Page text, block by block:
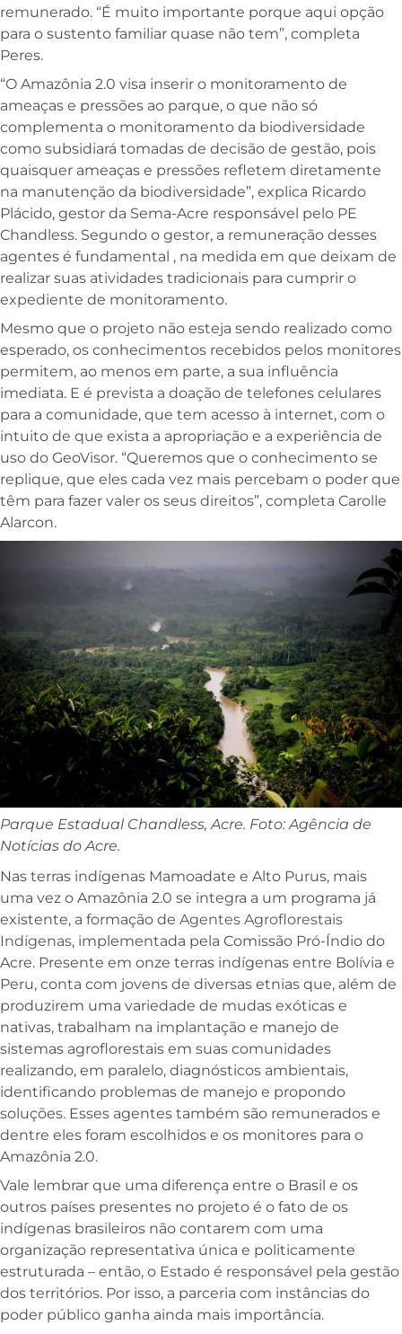
remunerado. “É muito importante porque aqui opção
para o sustento familiar quase não tem”, completa
Peres.
“O Amazônia 2.0 visa inserir o monitoramento de
ameaças e pressões ao parque, o que não só
complementa o monitoramento da biodiversidade
como subsidiará tomadas de decisão de gestão, pois
quaisquer ameaças e pressões refletem diretamente
na manutenção da biodiversidade”, explica Ricardo
Plácido, gestor da Sema-Acre responsável pelo PE
Chandless. Segundo o gestor, a remuneração desses
agentes é fundamental , na medida em que deixam de
realizar suas atividades tradicionais para cumprir o
expediente de monitoramento.
Mesmo que o projeto não esteja sendo realizado como
esperado, os conhecimentos recebidos pelos monitores
permitem, ao menos em parte, a sua influência
imediata. E é prevista a doação de telefones celulares
para a comunidade, que tem acesso à internet, com o
intuito de que exista a apropriação e a experiência de
uso do GeoVisor. “Queremos que o conhecimento se
replique, que eles cada vez mais percebam o poder que
têm para fazer valer os seus direitos”, completa Carolle
Alarcon.
Parque Estadual Chandless, Acre. Foto: Agência de
Notícias do Acre.
Nas terras indígenas Mamoadate e Alto Purus, mais
uma vez o Amazônia 2.0 se integra a um programa já
existente, a formação de Agentes Agroflorestais
Indígenas, implementada pela Comissão Pró-Índio do
Acre. Presente em onze terras indígenas entre Bolívia e
Peru, conta com jovens de diversas etnias que, além de
produzirem uma variedade de mudas exóticas e
nativas, trabalham na implantação e manejo de
sistemas agroflorestais em suas comunidades
realizando, em paralelo, diagnósticos ambientais,
identificando problemas de manejo e propondo
soluções. Esses agentes também são remunerados e
dentre eles foram escolhidos e os monitores para o
Amazônia 2.0.
Vale lembrar que uma diferença entre o Brasil e os
outros países presentes no projeto é o fato de os
indígenas brasileiros não contarem com uma
organização representativa única e politicamente
estruturada – então, o Estado é responsável pela gestão
dos territórios. Por isso, a parceria com instâncias do
poder público ganha ainda mais importância.